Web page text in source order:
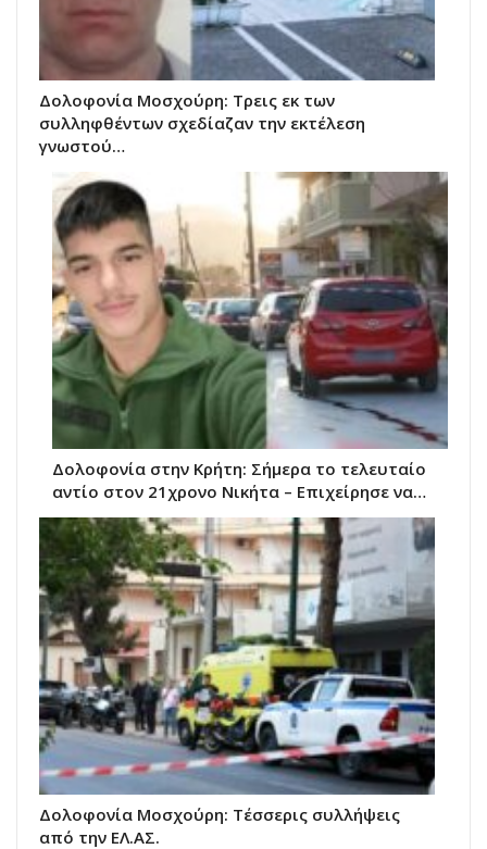
Δολοφονία Μοσχούρη: Τρεις εκ των
συλληφθέντων σχεδίαζαν την εκτέλεση
γνωστού…
Δολοφονία στην Κρήτη: Σήμερα το τελευταίο
αντίο στον 21χρονο Νικήτα – Επιχείρησε να…
Δολοφονία Μοσχούρη: Τέσσερις συλλήψεις
από την ΕΛ.ΑΣ.